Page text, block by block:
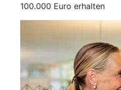
100.000 Euro erhalten